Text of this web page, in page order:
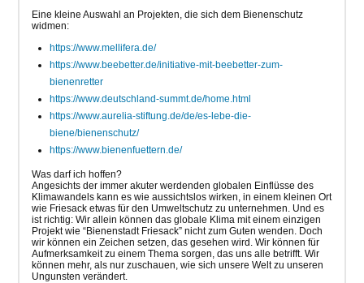
Eine kleine Auswahl an Projekten, die sich dem Bienenschutz
widmen:
https://www.mellifera.de/
https://www.beebetter.de/initiative-mit-beebetter-zum-
bienenretter
https://www.deutschland-summt.de/home.html
https://www.aurelia-stiftung.de/de/es-lebe-die-
biene/bienenschutz/
https://www.bienenfuettern.de/
Was darf ich hoffen?
Angesichts der immer akuter werdenden globalen Einflüsse des
Klimawandels kann es wie aussichtslos wirken, in einem kleinen Ort
wie Friesack etwas für den Umweltschutz zu unternehmen. Und es
ist richtig: Wir allein können das globale Klima mit einem einzigen
Projekt wie “Bienenstadt Friesack” nicht zum Guten wenden. Doch
wir können ein Zeichen setzen, das gesehen wird. Wir können für
Aufmerksamkeit zu einem Thema sorgen, das uns alle betrifft. Wir
können mehr, als nur zuschauen, wie sich unsere Welt zu unseren
Ungunsten verändert.